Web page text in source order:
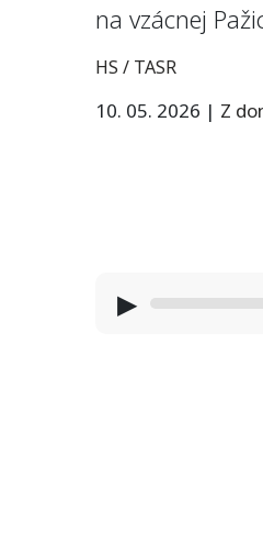
na vzácnej
HS / TASR
10. 05. 2026 | Z
▶